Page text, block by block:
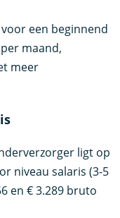
een beginnend
maand,
meer
ligt op
niveau salaris (3-5
en € 3.289 bruto